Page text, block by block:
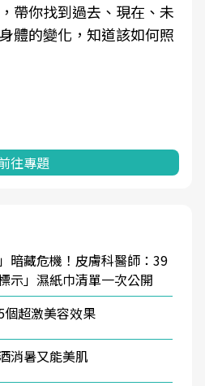
帶你找到過去、現在、未
體的變化，知道該如何照
往專題
暗藏危機！皮膚科醫師：39
示」濕紙巾清單一次公開
超激美容效果
消暑又能美肌